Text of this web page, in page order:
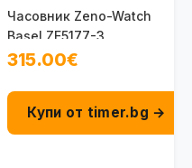
Часовник Zeno-Watch
Basel ZE5177-3
315.00€
Купи от timer.bg →